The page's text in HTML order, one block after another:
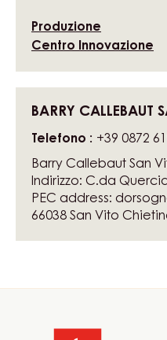
Produzione
Centro Innovazione
BARRY CALLEBAUT
Telefono
+39 0872
Barry Callebaut San
Indirizzo: C.da
PEC address:
66038 San Vito